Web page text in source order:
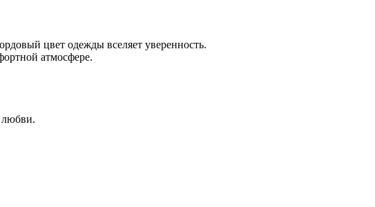
цвет одежды вселяет уверенность.
атмосфере.
любви.